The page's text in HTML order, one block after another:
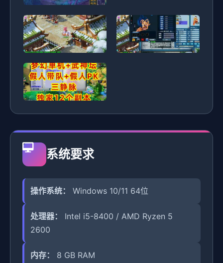
系统要求
操作系统： Windows 10/11 64位
处理器：
Intel i5-8400 / AMD Ryzen 5
2600
内存： 8 GB RAM